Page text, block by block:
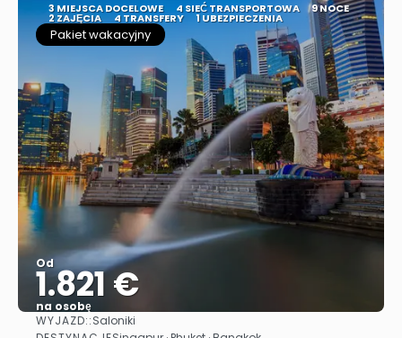
3 MIEJSCA DOCELOWE 4 SIEĆ TRANSPORTOWA 9 NOCE
2 ZAJĘCIA 4 TRANSFERY 1 UBEZPIECZENIA
Pakiet wakacyjny
Od
1.821 €
na osobę
Zobacz
WYJAZD::Saloniki